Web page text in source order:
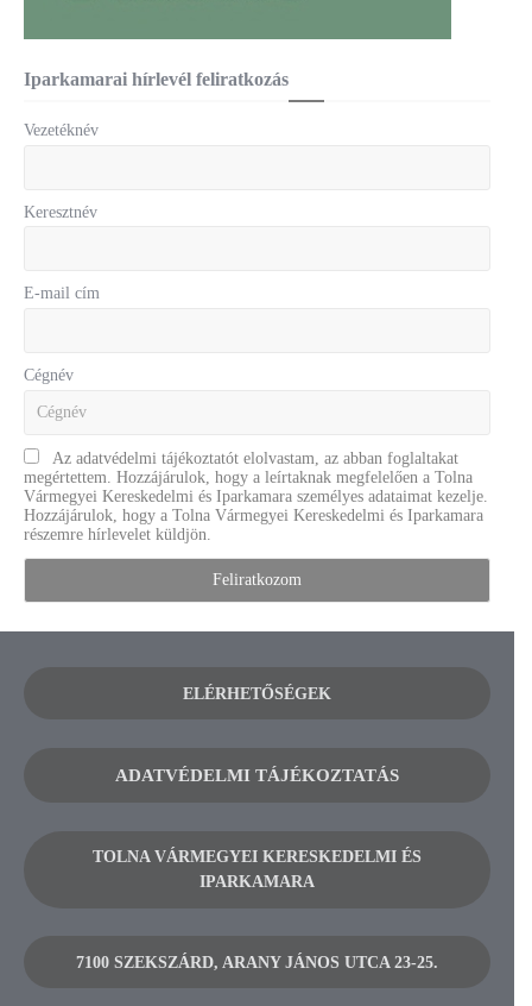
Iparkamarai hírlevél feliratkozás
Vezetéknév
Keresztnév
E-mail cím
Cégnév
Az adatvédelmi tájékoztatót elolvastam, az abban foglaltakat
megértettem. Hozzájárulok, hogy a leírtaknak megfelelően a Tolna
Vármegyei Kereskedelmi és Iparkamara személyes adataimat kezelje.
Hozzájárulok, hogy a Tolna Vármegyei Kereskedelmi és Iparkamara
részemre hírlevelet küldjön.
ELÉRHETŐSÉGEK
ADATVÉDELMI TÁJÉKOZTATÁS
TOLNA VÁRMEGYEI KERESKEDELMI ÉS
IPARKAMARA
7100 SZEKSZÁRD, ARANY JÁNOS UTCA 23-25.